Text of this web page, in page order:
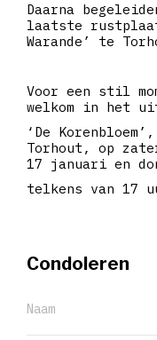
Daarna
laatste
Warande’ te
Voor een stil
welkom in het
‘De
Torhout, op
17 januari en
telkens van 17
Condoleren